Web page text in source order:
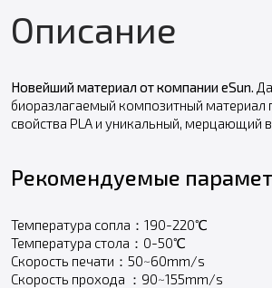
Описание
Новейший материал от компании eSun.
биоразлагаемый композитный материал
свойства PLA и уникальный, мерцающий
Рекомендуемые
Температура сопла：190-220℃
Температура стола：0-50℃
Скорость печати：50~60mm/s
Скорость прохода ：90~155mm/s